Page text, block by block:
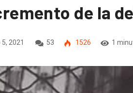
de la
2021 53 1526 1